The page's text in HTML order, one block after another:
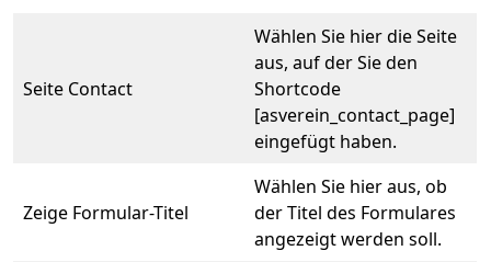
Seite Contact
Wählen Sie hier die Seite
aus, auf der Sie den
Shortcode
[asverein_contact_page]
eingefügt haben.
Zeige Formular-Titel
Wählen Sie hier aus, ob
der Titel des Formulares
angezeigt werden soll.